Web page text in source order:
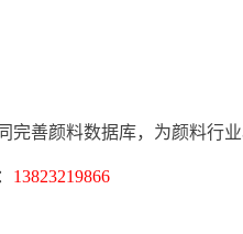
善颜料数据库，为颜料行业
13823219866